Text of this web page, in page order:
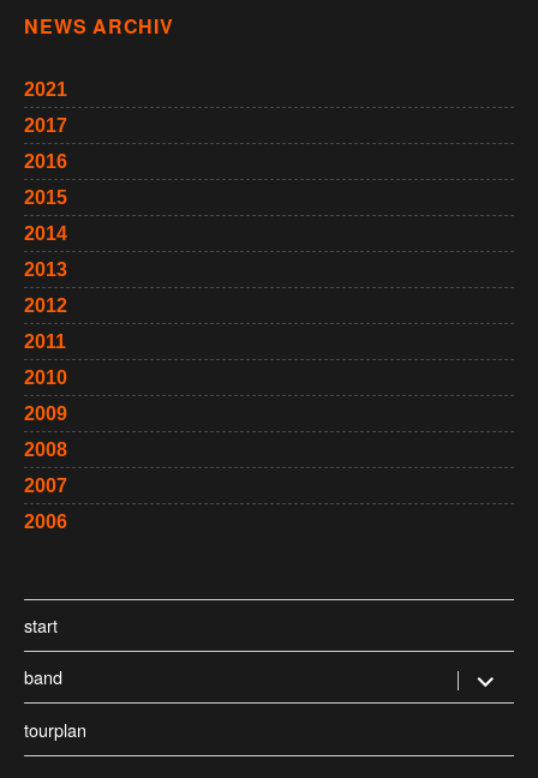
NEWS ARCHIV
2021
2017
2016
2015
2014
2013
2012
2011
2010
2009
2008
2007
2006
start
band
öffnen
tourplan